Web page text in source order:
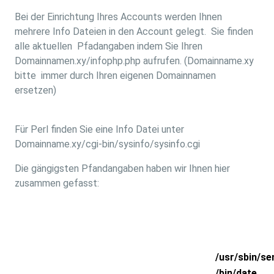
Bei der Einrichtung Ihres Accounts werden Ihnen
mehrere Info Dateien in den Account gelegt. Sie finden
alle aktuellen Pfadangaben indem Sie Ihren
Domainnamen.xy/infophp.php aufrufen. (Domainname.xy
bitte immer durch Ihren eigenen Domainnamen
ersetzen)
Für Perl finden Sie eine Info Datei unter
Domainname.xy/cgi-bin/sysinfo/sysinfo.cgi
Die gängigsten Pfandangaben haben wir Ihnen hier
zusammen gefasst:
/usr/sbin/